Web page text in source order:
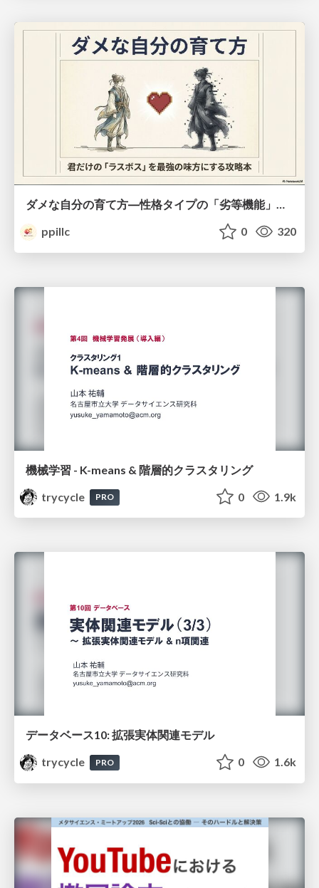
ダメな自分の育て方―性格タイプの「劣等機能」から理解するニガテ克服術
ppillc
0 320
機械学習 - K-means & 階層的クラスタリング
trycycle
PRO 0 1.9k
データベース10: 拡張実体関連モデル
trycycle
PRO 0 1.6k